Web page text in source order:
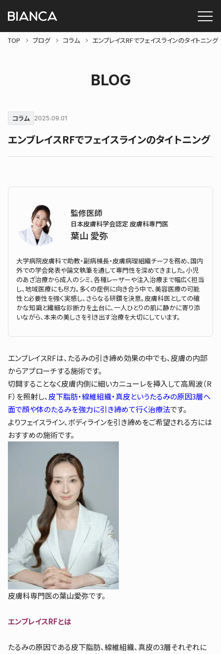
TOP ブログ コラム エンブレイスRFでフェイスラインのタイトニング
BLOG
コラム 2025.09.01
エンブレイスRFでフェイスラインのタイトニング
監修医師
日本皮膚科学会認定 皮膚科専門医
葉山 愛弥
大学病院皮膚科で助教・副病棟長・皮膚病理組織チーフを務め、国内
外での学会発表や論文執筆を通して専門性を深めてきました。小児
のあざ治療から成人のシミ、各種レーザーや注入治療まで幅広く担当
し、地域医療にも尽力。多くの症例に向き合う中で、美容医療の可能
性と必要性を強く実感し、さらなる研鑽を決意。皮膚科医としての確
かな知識と繊細な診断力を土台に、一人ひとりの肌に静かに寄り添
いながら、本来の美しさを引き出す治療を大切にしています。
エンブレイスRFは、たるみの引き締め効果の中でも、皮膚の内部
からアプローチする施術です。
切開することなく皮膚内側に細いカニューレを挿入して高周波（R
F）を照射し、 皮下脂肪・線維組織・真皮というたるみの原因3層へ
面で顔や体のたるみを強力に引き締めて行く治療法です。
よりフェイスライン、ボディラインを引き締めをご希望される方には
おすすめの施術です。
皮膚科専門医の葉山愛弥です。
エンブレイスRFとは
たるみの原因である皮下脂肪、線維組織、真皮の3層それぞれに